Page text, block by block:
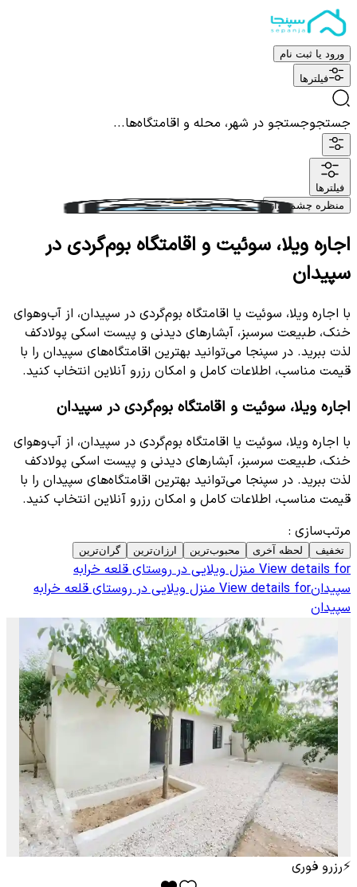
ورود یا ثبت نام
فیلترها
جستجوجستجو در شهر، محله و اقامتگاه‌ها...
فیلترها
منظره چشم نواز
اجاره ویلا، سوئیت و اقامتگاه بوم‌گردی در
سپیدان
با اجاره ویلا، سوئیت یا اقامتگاه بوم‌گردی در سپیدان، از آب‌وهوای
خنک، طبیعت سرسبز، آبشارهای دیدنی و پیست اسکی پولادکف
لذت ببرید. در سپنجا می‌توانید بهترین اقامتگاه‌های سپیدان را با
قیمت مناسب، اطلاعات کامل و امکان رزرو آنلاین انتخاب کنید.
اجاره ویلا، سوئیت و اقامتگاه بوم‌گردی در سپیدان
با اجاره ویلا، سوئیت یا اقامتگاه بوم‌گردی در سپیدان، از آب‌وهوای
خنک، طبیعت سرسبز، آبشارهای دیدنی و پیست اسکی پولادکف
لذت ببرید. در سپنجا می‌توانید بهترین اقامتگاه‌های سپیدان را با
قیمت مناسب، اطلاعات کامل و امکان رزرو آنلاین انتخاب کنید.
مرتب‌سازی :
تخفیف لحظه آخری محبوب‌ترین ارزان‌ترین گران‌ترین
View details for منزل ویلایی در روستای قلعه خرابه
سپیدانView details for منزل ویلایی در روستای قلعه خرابه
سپیدان
⚡رزرو فوری